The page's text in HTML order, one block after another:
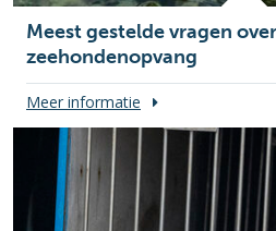
Meest gestelde vragen
zeehondenopvang
Meer informatie